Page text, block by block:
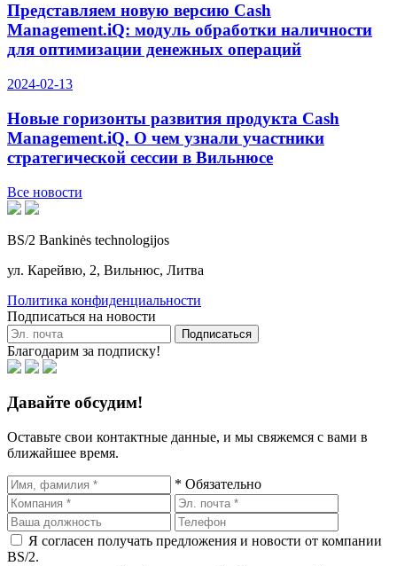
Представляем новую версию Cash
Management.iQ: модуль обработки наличности
для оптимизации денежных операций
2024-02-13
Новые горизонты развития продукта Cash
Management.iQ. О чем узнали участники
стратегической сессии в Вильнюсе
Все новости
BS/2 Bankinės technologijos
ул. Карейвю, 2, Вильнюс, Литва
Политика конфиденциальности
Подписаться на новости
Подписаться
Благодарим за подписку!
Давайте обсудим!
Оставьте свои контактные данные, и мы свяжемся с вами в
ближайшее время.
* Обязательно
Я согласен получать предложения и новости от компании
BS/2.